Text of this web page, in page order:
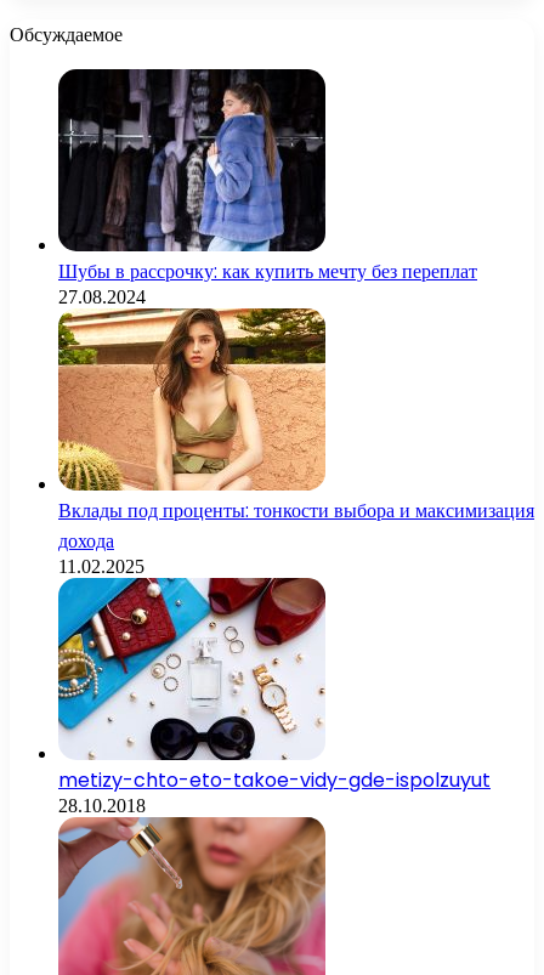
Обсуждаемое
Шубы в рассрочку: как купить мечту без переплат
27.08.2024
Вклады под проценты: тонкости выбора и максимизация
дохода
11.02.2025
metizy-chto-eto-takoe-vidy-gde-ispolzuyut
28.10.2018